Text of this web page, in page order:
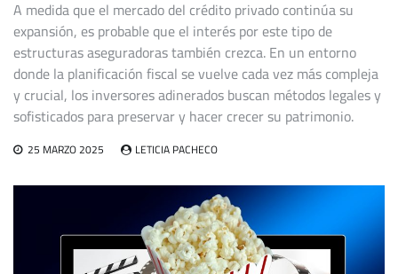
A medida que el mercado del crédito privado continúa su
expansión, es probable que el interés por este tipo de
estructuras aseguradoras también crezca. En un entorno
donde la planificación fiscal se vuelve cada vez más compleja
y crucial, los inversores adinerados buscan métodos legales y
sofisticados para preservar y hacer crecer su patrimonio.
25 MARZO 2025 LETICIA PACHECO